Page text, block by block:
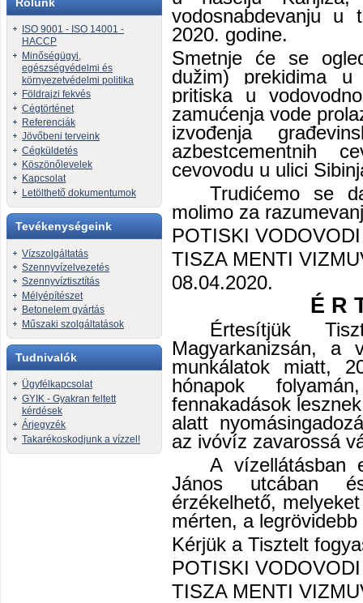
ISO 9001 - ISO 14001 -
HACCP
Minőségügyi,
egészségvédelmi és
környezetvédelmi politika
Földrajzi fekvés
Cégtörténet
Referenciák
Jövőbeni terveink
Cégküldetés
Köszönőlevelek
Kapcsolat
Letölthető dokumentumok
Tevékenységeink
Vízszolgáltatás
Szennyvízelvezetés
Szennyvíztisztítás
Mélyépítészet
Betonelem gyártás
Műszaki szolgáltatások
Tudnivalók
Ügyfélkapcsolat
GYIK - Gyakran feltett
kérdések
Árjegyzék
Takarékoskodjunk a vízzel!
vodosnabdevanju
2020. godine.
Smetnje će se
dužim) prekidima u
pritiska u
zamućenja vode
izvođenja
azbestcementnih
cevovodu u ulici
Trudićemo se
molimo za
POTISKI
TISZA MENTI
08.04.2020.
É R
Értesítjük
Magyarkanizsán, a
munkálatok miatt,
hónapok
fennakadások
alatt
az ivóvíz zavarossá
A vízellátásban
János utcában
érzékelhető,
mérten, a
Kérjük a Tisztelt
POTISKI
TISZA MENTI